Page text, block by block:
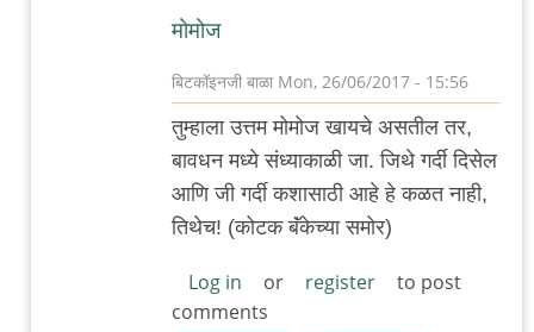
मोमोज
बिटकॉइनजी बाळा Mon, 26/06/2017 - 15:56
reply
पुण्यात
डंपलिंग्ज
किंवा
मोमो
तुम्हाला उत्तम मोमोज खायचे असतील तर,
बावधन मध्ये संध्याकाळी जा. जिथे गर्दी दिसेल
आणि जी गर्दी कशासाठी आहे हे कळत नाही,
तिथेच! (कोटक बॅंकेच्या समोर)
Log in or register
to post
comments